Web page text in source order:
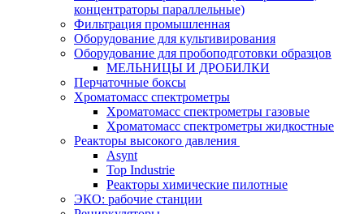
концентраторы параллельные)
Фильтрация промышленная
Оборудование для культивирования
Оборудование для пробоподготовки образцов
МЕЛЬНИЦЫ И ДРОБИЛКИ
Перчаточные боксы
Хроматомасс спектрометры
Хроматомасс спектрометры газовые
Хроматомасс спектрометры жидкостные
Реакторы высокого давления
Asynt
Top Industrie
Реакторы химические пилотные
ЭКО: рабочие станции